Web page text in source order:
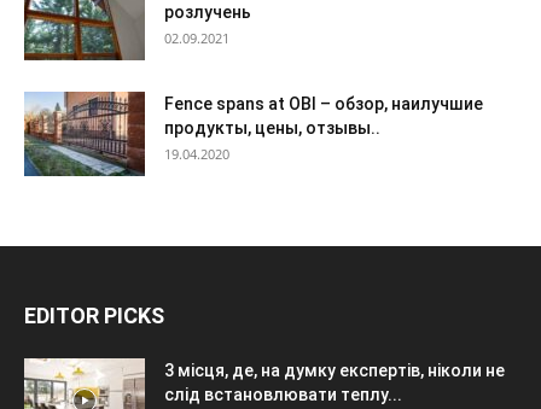
розлучень
02.09.2021
Fence spans at OBI – обзор, наилучшие
продукты, цены, отзывы..
19.04.2020
EDITOR PICKS
3 місця, де, на думку експертів, ніколи не
слід встановлювати теплу...